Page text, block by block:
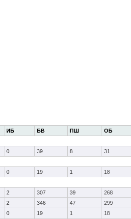
ИБ БВ ПШ ОБ
0 39 8 31
0 19 1 18
2 307 39 268
2 346 47 299
0 19 1 18